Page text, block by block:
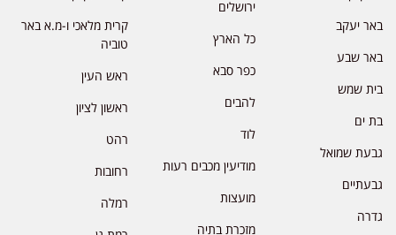
באר יעקב
באר שבע
בית שמש
בת ים
גבעת שמואל
גבעתיים
גדרה
ירושלים
כל הארץ
כפר סבא
להבים
לוד
מודיעין מכבים רעות
מועצות
מזכרת בתיה
קרית מלאכי ו-מ.א באר
טוביה
ראש העין
ראשון לציון
רהט
רחובות
רמלה